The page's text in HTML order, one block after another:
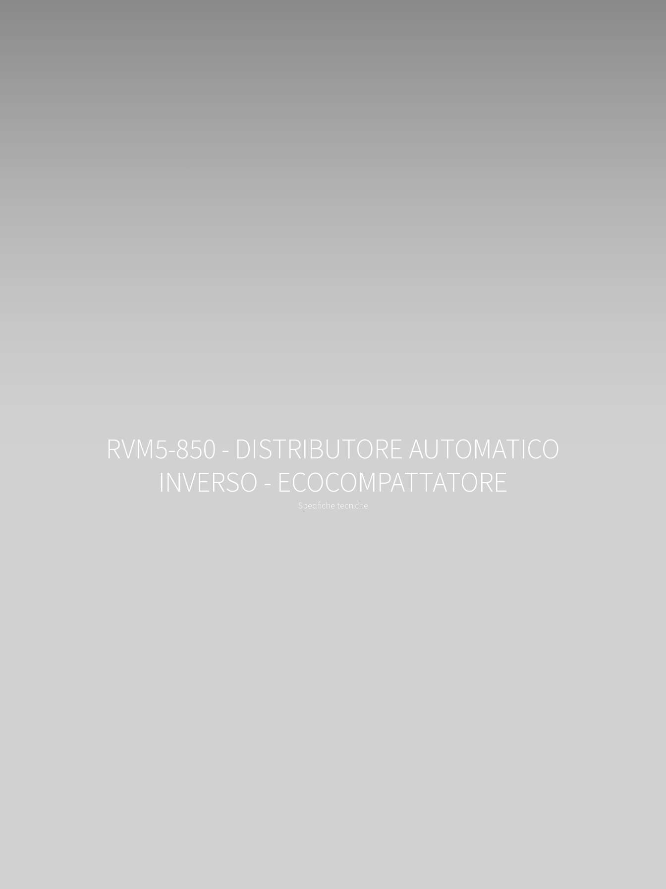
RVM5-850 - DISTRIBUTORE AUTOMATICO
INVERSO - ECOCOMPATTATORE
Specifiche tecniche